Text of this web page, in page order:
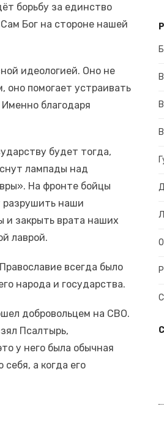
борьбу за единство
Бог на стороне нашей
идеологией. Оно не
оно помогает устраивать
благодаря
будет тогда,
лампады над
На фронте бойцы
разрушить наши
и закрыть врата наших
лаврой.
всегда было
народа и государства.
добровольцем на СВО.
Псалтырь,
у него была обычная
а когда его